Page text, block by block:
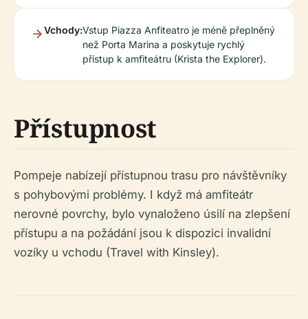
Vchody:Vstup Piazza Anfiteatro je méně přeplněný
než Porta Marina a poskytuje rychlý
přístup k amfiteátru (Krista the Explorer).
Přístupnost
Pompeje nabízejí přístupnou trasu pro návštěvníky
s pohybovými problémy. I když má amfiteátr
nerovné povrchy, bylo vynaloženo úsilí na zlepšení
přístupu a na požádání jsou k dispozici invalidní
vozíky u vchodu (Travel with Kinsley).